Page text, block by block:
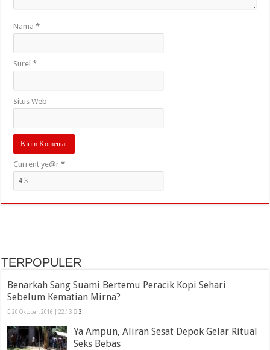
Nama*
Surel*
Situs Web
Current ye@r*
TERPOPULER
Benarkah Sang Suami Bertemu Peracik Kopi Sehari
Sebelum Kematian Mirna?
20 Oktober, 2016 | 22:13 3
Ya Ampun, Aliran Sesat Depok Gelar Ritual
Seks Bebas